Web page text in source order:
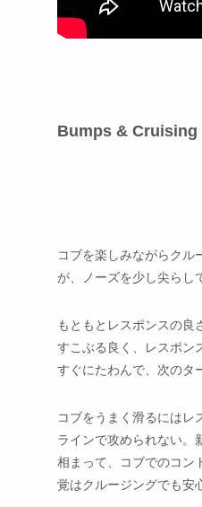
Bumps & Cruising
コブを楽しみながらクル
が、ノーズを少し尖らし
もともとレスポンスの良
すこぶる良く、レスポン
すぐにたわんで、次のタ
コブをうまく滑るにはレ
ラインで攻められない。
相まって、コブでのコン
覚はクルージングでも安